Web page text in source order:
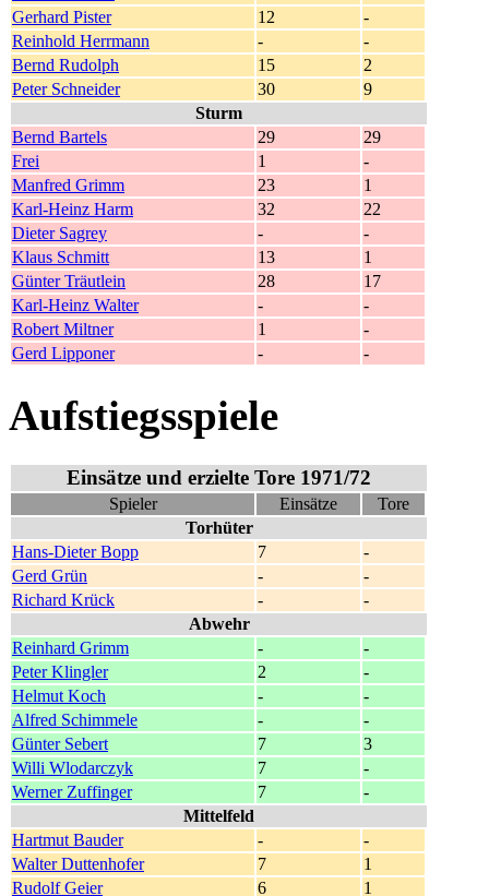
Gerhard Pister
12
-
Reinhold Herrmann
-
-
Bernd Rudolph
15
2
Peter Schneider
30
9
Sturm
Bernd Bartels
29
29
Frei
1
-
Manfred Grimm
23
1
Karl-Heinz Harm
32
22
Dieter Sagrey
-
-
Klaus Schmitt
13
1
Günter Träutlein
28
17
Karl-Heinz Walter
-
-
Robert Miltner
1
-
Gerd Lipponer
- -
Aufstiegsspiele
Einsätze und erzielte Tore 1971/72
Spieler Einsätze
Tore
Torhüter
Hans-Dieter Bopp
7
-
Gerd Grün
-
-
Richard Krück
-
-
Abwehr
Reinhard Grimm
-
-
Peter Klingler
2
-
Helmut Koch
-
-
Alfred Schimmele
-
-
Günter Sebert
7
3
Willi Wlodarczyk
7
-
Werner Zuffinger
7
-
Mittelfeld
Hartmut Bauder
-
-
Walter Duttenhofer
7
1
Rudolf Geier
6 1